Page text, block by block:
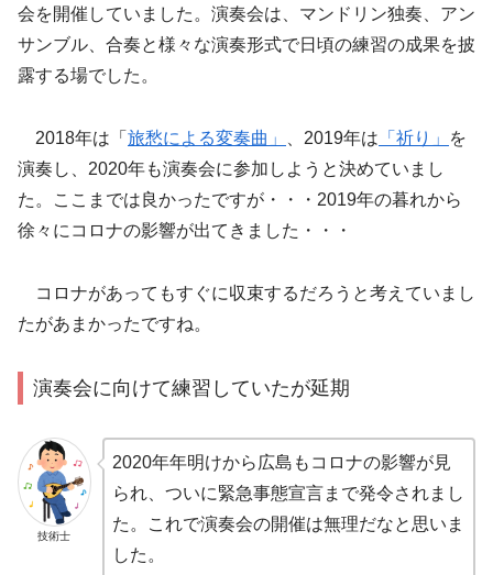
会を開催していました。演奏会は、マンドリン独奏、アン
サンブル、合奏と様々な演奏形式で日頃の練習の成果を披
露する場でした。
2018年は「 旅愁による変奏曲」 、2019年は 「祈り」
を
演奏し、2020年も演奏会に参加しようと決めていまし
た。ここまでは良かったですが・・・2019年の暮れから
徐々にコロナの影響が出てきました・・・
コロナがあってもすぐに収束するだろうと考えていまし
たがあまかったですね。
演奏会に向けて練習していたが延期
技術士
2020年年明けから広島もコロナの影響が見
られ、ついに緊急事態宣言まで発令されまし
た。これで演奏会の開催は無理だなと思いま
した。